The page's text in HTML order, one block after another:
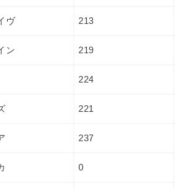
ヴ 213
ン 219
224
221
237
0